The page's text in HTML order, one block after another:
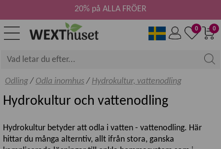
0
0
20% på ALLA FRÖER
Odling/ Odla inomhus/ Hydrokultur, vattenodling
Hydrokultur och vattenodling
Hydrokultur betyder att odla i vatten - vattenodling. Här
hittar du många alterntiv, allt ifrån stora, ganska